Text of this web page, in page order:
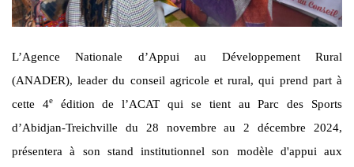
L’Agence Nationale d’Appui au Développement Rural
(ANADER), leader du conseil agricole et rural, qui prend part à
cette 4eédition de l’ACAT qui se tient au Parc des Sports
d’Abidjan-Treichville du 28 novembre au 2 décembre 2024,
présentera à son stand institutionnel son modèle d'appui aux